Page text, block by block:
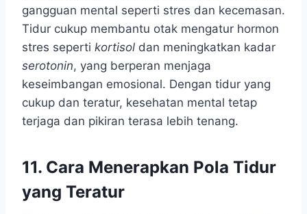
gangguan mental seperti stres dan kecemasan.
Tidur cukup membantu otak mengatur hormon
stres seperti kortisol dan meningkatkan kadar
serotonin, yang berperan menjaga
keseimbangan emosional. Dengan tidur yang
cukup dan teratur, kesehatan mental tetap
terjaga dan pikiran terasa lebih tenang.
11. Cara Menerapkan Pola Tidur
yang Teratur